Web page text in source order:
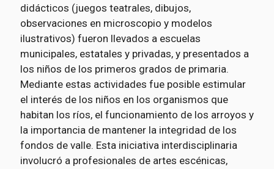
didácticos (juegos teatrales, dibujos,
observaciones en microscopio y modelos
ilustrativos) fueron llevados a escuelas
municipales, estatales y privadas, y presentados a
los niños de los primeros grados de primaria.
Mediante estas actividades fue posible estimular
el interés de los niños en los organismos que
habitan los ríos, el funcionamiento de los arroyos y
la importancia de mantener la integridad de los
fondos de valle. Esta iniciativa interdisciplinaria
involucró a profesionales de artes escénicas,